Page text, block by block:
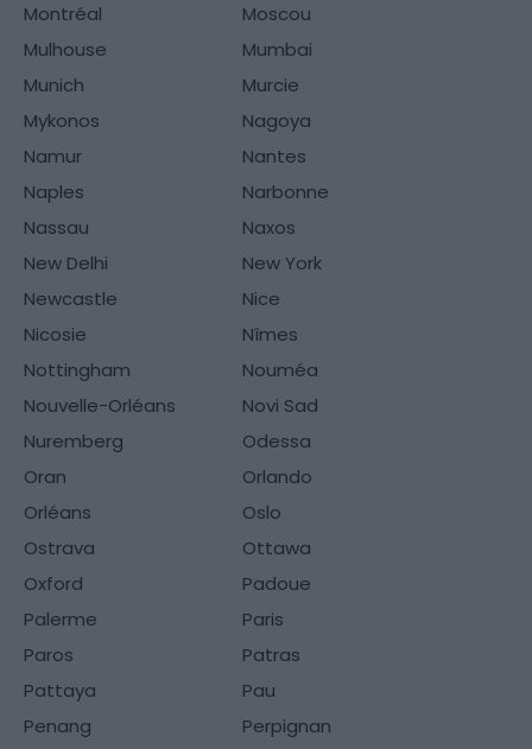
Montréal
Moscou
Mulhouse
Mumbai
Munich
Murcie
Mykonos
Nagoya
Namur
Nantes
Naples
Narbonne
Nassau
Naxos
New Delhi
New York
Newcastle
Nice
Nicosie
Nîmes
Nottingham
Nouméa
Nouvelle-Orléans
Novi Sad
Nuremberg
Odessa
Oran
Orlando
Orléans
Oslo
Ostrava
Ottawa
Oxford
Padoue
Palerme
Paris
Paros
Patras
Pattaya
Pau
Penang
Perpignan